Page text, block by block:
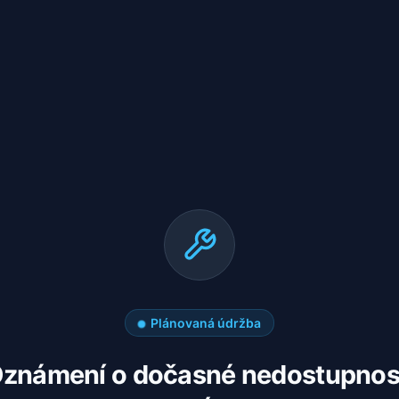
Plánovaná údržba
o dočasné